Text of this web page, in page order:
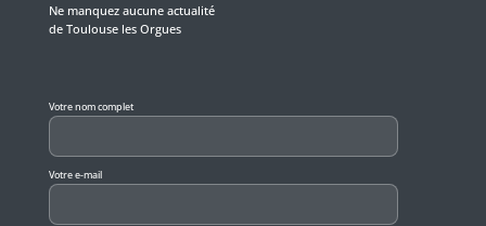
Ne manquez aucune actualité
de Toulouse les Orgues
Votre nom complet
Votre e-mail